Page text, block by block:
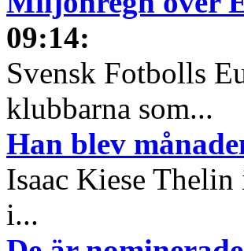
09:14:
Svensk Fotbolls
klubbarna som...
Han blev
Isaac Kiese
i...